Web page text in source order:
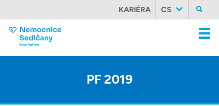
KARIÉRA CS
PF2019